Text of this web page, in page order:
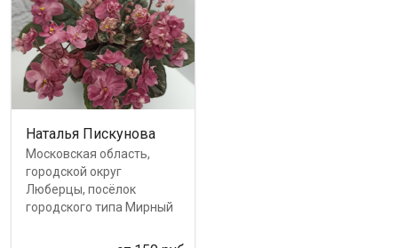
Наталья Пискунова
Московская область,
городской округ
Люберцы, посёлок
городского типа Мирный